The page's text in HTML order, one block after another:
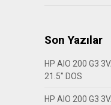
Son Yazılar
HP AIO 200 G3
21.5″ DOS
HP AIO 200 G3